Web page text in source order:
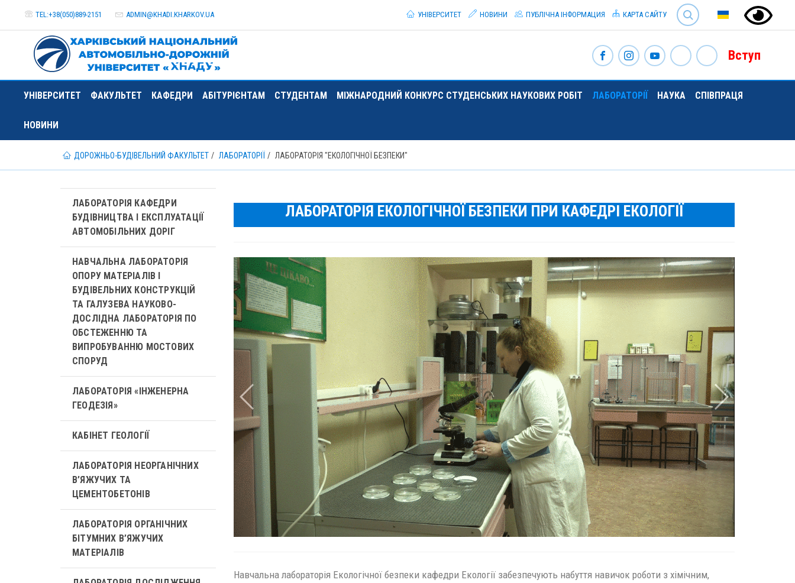
TEL:+38(050)889-2151 ADMIN@KHADI.KHARKOV.UA
SEARCH
УНІВЕРСИТЕТ
НОВИНИ ПУБЛІЧНА ІНФОРМАЦИЯ КАРТА САЙТУ
Вступ
УНІВЕРСИТЕТ ФАКУЛЬТЕТ КАФЕДРИ АБІТУРІЄНТАМ СТУДЕНТАМ МІЖНАРОДНИЙ КОНКУРС СТУДЕНСЬКИХ НАУКОВИХ РОБІТ ЛАБОРАТОРІЇ НАУКА СПІВПРАЦЯ
НОВИНИ
ДОРОЖНЬО-БУДІВЕЛЬНИЙ ФАКУЛЬТЕТ ЛАБОРАТОРІЇ ЛАБОРАТОРІЯ "ЕКОЛОГІЧНОЇ БЕЗПЕКИ"
ЛАБОРАТОРІЯ ЕКОЛОГІЧНОЇ БЕЗПЕКИ ПРИ КАФЕДРІ ЕКОЛОГІЇ
Навчальна лабораторія Екологічної безпеки кафедри Екології забезпечують набуття навичок роботи з хімічним,
ЛАБОРАТОРІЯ КАФЕДРИ
БУДІВНИЦТВА І ЕКСПЛУАТАЦІЇ
АВТОМОБІЛЬНИХ ДОРІГ
НАВЧАЛЬНА ЛАБОРАТОРІЯ
ОПОРУ МАТЕРІАЛІВ І
БУДІВЕЛЬНИХ КОНСТРУКЦІЙ
ТА ГАЛУЗЕВА НАУКОВО-
ДОСЛІДНА ЛАБОРАТОРІЯ ПО
ОБСТЕЖЕННЮ ТА
ВИПРОБУВАННЮ МОСТОВИХ
СПОРУД
ЛАБОРАТОРІЯ «ІНЖЕНЕРНА
ГЕОДЕЗІЯ»
КАБІНЕТ ГЕОЛОГІЇ
ЛАБОРАТОРІЯ НЕОРГАНІЧНИХ
В’ЯЖУЧИХ ТА
ЦЕМЕНТОБЕТОНІВ
ЛАБОРАТОРІЯ ОРГАНІЧНИХ
БІТУМНИХ В’ЯЖУЧИХ
МАТЕРІАЛІВ